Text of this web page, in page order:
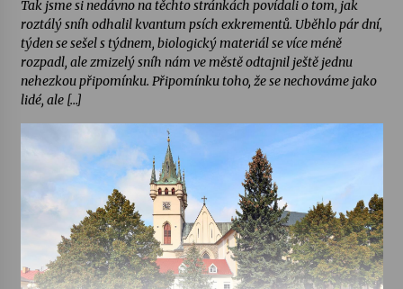
Tak jsme si nedávno na těchto stránkách povídali o tom, jak
roztálý sníh odhalil kvantum psích exkrementů. Uběhlo pár dní,
týden se sešel s týdnem, biologický materiál se více méně
rozpadl, ale zmizelý sníh nám ve městě odtajnil ještě jednu
nehezkou připomínku. Připomínku toho, že se nechováme jako
lidé, ale […]